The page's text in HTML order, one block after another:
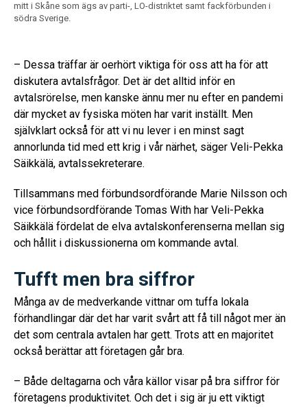
mitt i Skåne som ägs av parti-, LO-distriktet samt fackförbunden i
södra Sverige.
– Dessa träffar är oerhört viktiga för oss att ha för att
diskutera avtalsfrågor. Det är det alltid inför en
avtalsrörelse, men kanske ännu mer nu efter en pandemi
där mycket av fysiska möten har varit inställt. Men
självklart också för att vi nu lever i en minst sagt
annorlunda tid med ett krig i vår närhet, säger Veli-Pekka
Säikkälä, avtalssekreterare.
Tillsammans med förbundsordförande Marie Nilsson och
vice förbundsordförande Tomas With har Veli-Pekka
Säikkälä fördelat de elva avtalskonferenserna mellan sig
och hållit i diskussionerna om kommande avtal.
Tufft men bra siffror
Många av de medverkande vittnar om tuffa lokala
förhandlingar där det har varit svårt att få till något mer än
det som centrala avtalen har gett. Trots att en majoritet
också berättar att företagen går bra.
– Både deltagarna och våra källor visar på bra siffror för
företagens produktivitet. Och det i sig är ju ett viktigt